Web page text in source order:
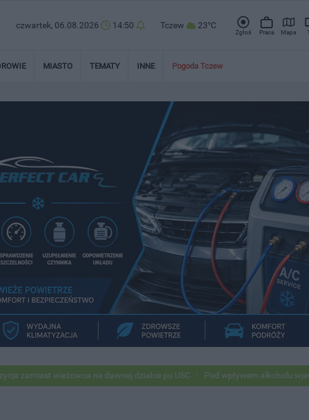
czwartek, 06.08.2026 14:50 Tczew 23°C
Zgłoś Praca Mapa
MIASTO TEMATY INNE Pogoda Tczew
wieżowca na dawnej działce po USC Pod wpływem alkoholu wjechał pod